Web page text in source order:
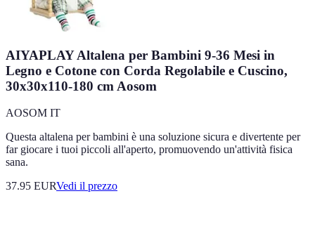
AIYAPLAY Altalena per Bambini 9-36 Mesi in
Legno e Cotone con Corda Regolabile e Cuscino,
30x30x110-180 cm Aosom
AOSOM IT
Questa altalena per bambini è una soluzione sicura e divertente per
far giocare i tuoi piccoli all'aperto, promuovendo un'attività fisica
sana.
37.95 EURVedi il prezzo